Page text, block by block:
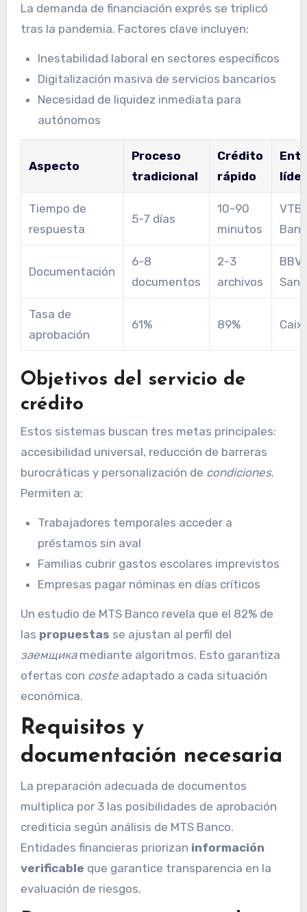
La demanda de financiación exprés se triplicó
tras la pandemia. Factores clave incluyen:
Inestabilidad laboral en sectores específicos
Digitalización masiva de servicios bancarios
Necesidad de liquidez inmediata para
autónomos
Aspecto
Proceso
tradicional
Crédito
rápido
Tiempo de
respuesta
5-7 días
10-90
minutos
VTB,
Documentación
6-8
documentos
2-3
archivos
Tasa de
aprobación
61% 89%
Objetivos del servicio de
crédito
Estos sistemas buscan tres metas principales:
accesibilidad universal, reducción de barreras
burocráticas y personalización de condiciones.
Permiten a:
Trabajadores temporales acceder a
préstamos sin aval
Familias cubrir gastos escolares imprevistos
Empresas pagar nóminas en días críticos
Un estudio de MTS Banco revela que el 82% de
las propuestas se ajustan al perfil del
заемщикаmediante algoritmos. Esto garantiza
ofertas con costeadaptado a cada situación
económica.
Requisitos y
documentación necesaria
La preparación adecuada de documentos
multiplica por 3 las posibilidades de aprobación
crediticia según análisis de MTS Banco.
Entidades financieras priorizan información
verificable que garantice transparencia en la
evaluación de riesgos.